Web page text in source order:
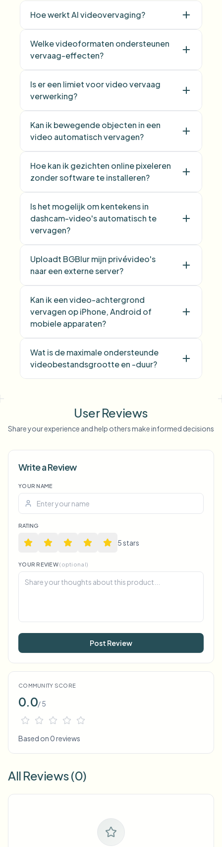
Hoe werkt AI videovervaging?
Welke videoformaten ondersteunen
vervaag-effecten?
Is er een limiet voor video vervaag
verwerking?
Kan ik bewegende objecten in een
video automatisch vervagen?
Hoe kan ik gezichten online pixeleren
zonder software te installeren?
Is het mogelijk om kentekens in
dashcam-video's automatisch te
vervagen?
Uploadt BGBlur mijn privévideo's
naar een externe server?
Kan ik een video-achtergrond
vervagen op iPhone, Android of
mobiele apparaten?
Wat is de maximale ondersteunde
videobestandsgrootte en -duur?
Voice Anon
User Reviews
Share your experience and help others make informed decisions
Write a Review
YOUR NAME
RATING
5stars
YOUR REVIEW(optional)
Post Review
COMMUNITY SCORE
0.0/ 5
Based on 0 reviews
All Reviews (0)